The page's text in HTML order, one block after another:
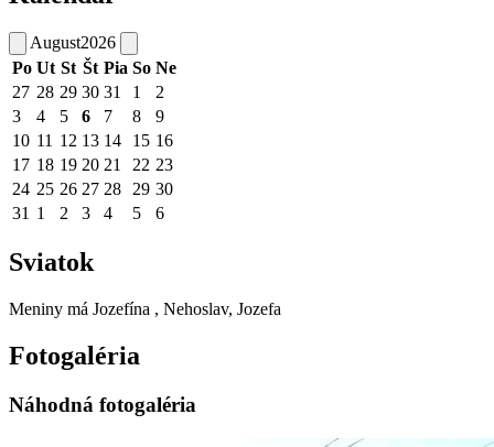
August2026
Po Ut St Št Pia So Ne
27 28 29 30 31 1
2
3
4 5 6 7 8
9
10 11 12 13 14 15 16
17 18 19 20 21 22 23
24 25 26 27 28 29 30
31 1 2 3 4 5 6
Sviatok
Meniny má Jozefína , Nehoslav, Jozefa
Fotogaléria
Náhodná fotogaléria